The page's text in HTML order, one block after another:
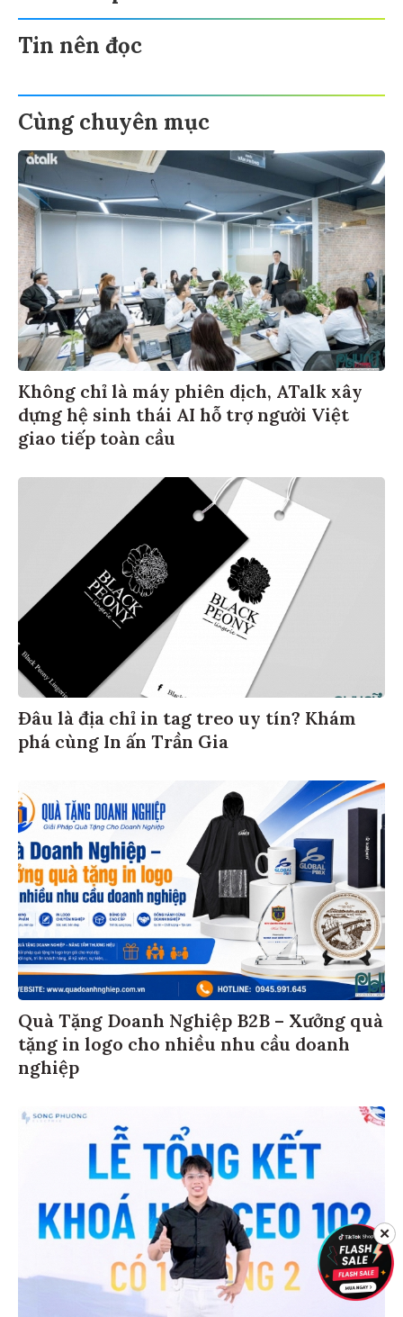
Tin nên đọc
Cùng chuyên mục
Không chỉ là máy phiên dịch, ATalk xây
dựng hệ sinh thái AI hỗ trợ người Việt
giao tiếp toàn cầu
Đâu là địa chỉ in tag treo uy tín? Khám
phá cùng In ấn Trần Gia
Quà Tặng Doanh Nghiệp B2B – Xưởng quà
tặng in logo cho nhiều nhu cầu doanh
nghiệp
✕